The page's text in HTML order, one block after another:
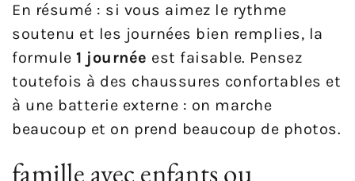
En résumé : si vous aimez le rythme
soutenu et les journées bien remplies, la
formule 1 journée est faisable. Pensez
toutefois à des chaussures confortables et
à une batterie externe : on marche
beaucoup et on prend beaucoup de photos.
famille avec enfants ou